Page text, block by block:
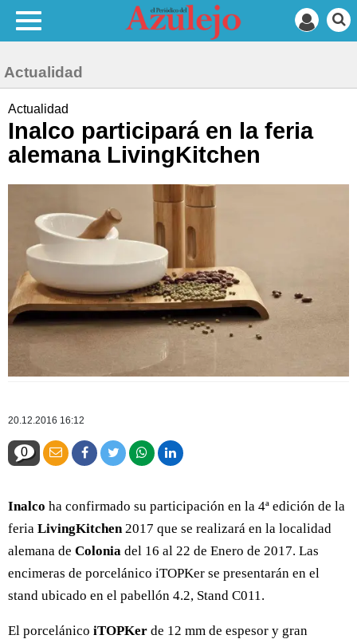
Actualidad
Actualidad
Inalco participará en la feria
alemana LivingKitchen
20.12.2016 16:12
0
Inalco ha confirmado su participación en la 4ª edición de la
feria LivingKitchen 2017 que se realizará en la localidad
alemana de Colonia del 16 al 22 de Enero de 2017. Las
encimeras de porcelánico iTOPKer se presentarán en el
stand ubicado en el pabellón 4.2, Stand C011.
El porcelánico iTOPKer de 12 mm de espesor y gran